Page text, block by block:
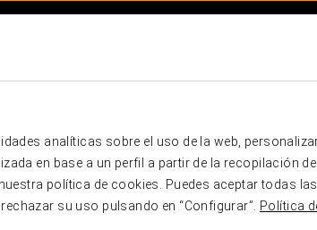
analíticas sobre el uso de la web, personalizar
en base a un perfil a partir de la recopilación
política de cookies. Puedes aceptar todas las
su uso pulsando en “Configurar”.
Política